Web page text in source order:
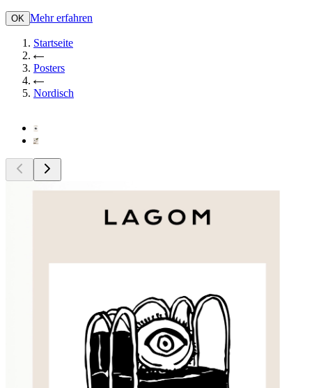
OK Mehr erfahren
Startseite
Posters
Nordisch